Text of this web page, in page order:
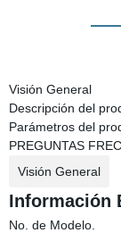
Visión General
Descripción del
Parámetros del
PREGUNTAS
Visión General
Información
No. de Modelo.